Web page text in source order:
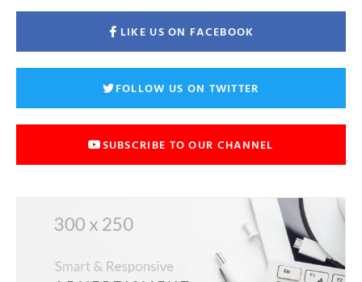
LIKE US ON FACEBOOK
FOLLOW US ON TWITTER
SUBSCRIBE TO OUR CHANNEL